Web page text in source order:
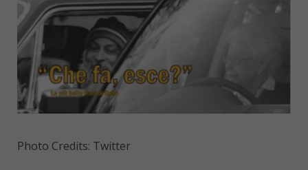
Photo Credits: Twitter